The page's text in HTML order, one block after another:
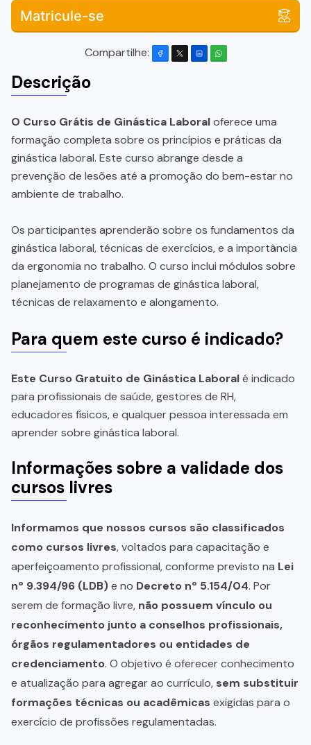
Matricule-se
Compartilhe:
Descrição
O Curso Grátis de Ginástica Laboraloferece uma
formação completa sobre os princípios e práticas da
ginástica laboral. Este curso abrange desde a
prevenção de lesões até a promoção do bem-estar no
ambiente de trabalho.
Os participantes aprenderão sobre os fundamentos da
ginástica laboral, técnicas de exercícios, e a importância
da ergonomia no trabalho. O curso inclui módulos sobre
planejamento de programas de ginástica laboral,
técnicas de relaxamento e alongamento.
Para quem este curso é indicado?
Este Curso Gratuito de Ginástica Laboralé indicado
para profissionais de saúde, gestores de RH,
educadores físicos, e qualquer pessoa interessada em
aprender sobre ginástica laboral.
Informações sobre a validade dos
cursos livres
Informamos que nossos cursos são classificados
como cursos livres, voltados para capacitação e
aperfeiçoamento profissional, conforme previsto na Lei
nº 9.394/96 (LDB)e no Decreto nº 5.154/04. Por
serem de formação livre, não possuem vínculo ou
reconhecimento junto a conselhos profissionais,
órgãos regulamentadores ou entidades de
credenciamento. O objetivo é oferecer conhecimento
e atualização para agregar ao currículo, sem substituir
formações técnicas ou acadêmicas exigidas para o
exercício de profissões regulamentadas.